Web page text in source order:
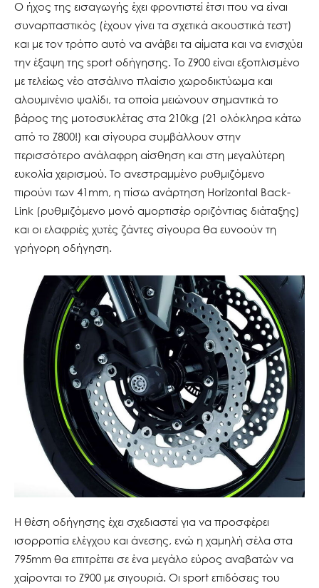
Ο ήχος της εισαγωγής έχει φροντιστεί έτσι που να είναι
συναρπαστικός (έχουν γίνει τα σχετικά ακουστικά τεστ)
και με τον τρόπο αυτό να ανάβει τα αίματα και να ενισχύει
την έξαψη της sport οδήγησης. Το Ζ900 είναι εξοπλισμένο
με τελείως νέο ατσάλινο πλαίσιο χωροδικτύωμα και
αλουμινένιο ψαλίδι, τα οποία μειώνουν σημαντικά το
βάρος της μοτοσυκλέτας στα 210kg (21 ολόκληρα κάτω
από το Ζ800!) και σίγουρα συμβάλλουν στην
περισσότερο ανάλαφρη αίσθηση και στη μεγαλύτερη
ευκολία χειρισμού. Το ανεστραμμένο ρυθμιζόμενο
πιρούνι των 41mm, η πίσω ανάρτηση Horizontal Back-
Link (ρυθμιζόμενο μονό αμορτισέρ οριζόντιας διάταξης)
και οι ελαφριές χυτές ζάντες σίγουρα θα ευνοούν τη
γρήγορη οδήγηση.
Η θέση οδήγησης έχει σχεδιαστεί για να προσφέρει
ισορροπία ελέγχου και άνεσης, ενώ η χαμηλή σέλα στα
795mm θα επιτρέπει σε ένα μεγάλο εύρος αναβατών να
χαίρονται το Ζ900 με σιγουριά. Οι sport επιδόσεις του